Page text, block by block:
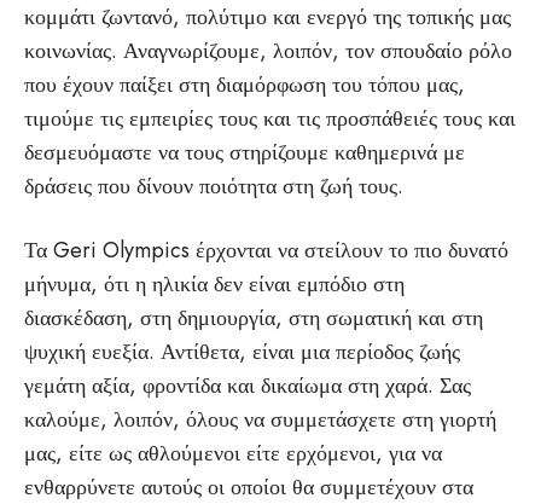
κομμάτι ζωντανό, πολύτιμο και ενεργό της τοπικής μας
κοινωνίας. Αναγνωρίζουμε, λοιπόν, τον σπουδαίο ρόλο
που έχουν παίξει στη διαμόρφωση του τόπου μας,
τιμούμε τις εμπειρίες τους και τις προσπάθειές τους και
δεσμευόμαστε να τους στηρίζουμε καθημερινά με
δράσεις που δίνουν ποιότητα στη ζωή τους.
Τα Geri Olympics έρχονται να στείλουν το πιο δυνατό
μήνυμα, ότι η ηλικία δεν είναι εμπόδιο στη
διασκέδαση, στη δημιουργία, στη σωματική και στη
ψυχική ευεξία. Αντίθετα, είναι μια περίοδος ζωής
γεμάτη αξία, φροντίδα και δικαίωμα στη χαρά. Σας
καλούμε, λοιπόν, όλους να συμμετάσχετε στη γιορτή
μας, είτε ως αθλούμενοι είτε ερχόμενοι, για να
ενθαρρύνετε αυτούς οι οποίοι θα συμμετέχουν στα